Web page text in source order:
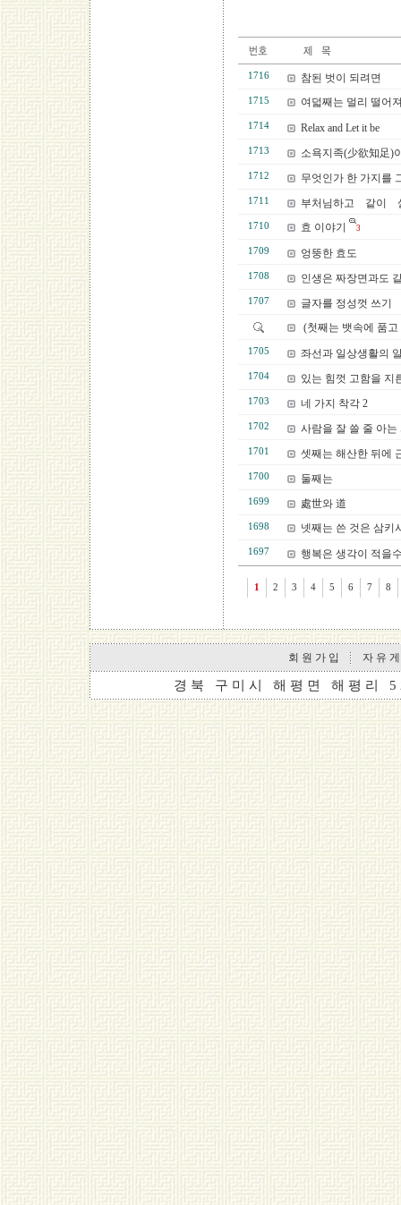
1716 참된 벗이 되려면
1715 여덟째는 멀리 떨어
1714 Relax and Let it be
1713 소욕지족(少欲知足)
1712 무엇인가 한 가지를
1711 부처님하고 같이
1710 효 이야기 3
1709 엉뚱한 효도
1708 인생은 짜장면과도
1707
글자를 정성껏 쓰기
(첫째는 뱃속에 품
1705 좌선과 일상생활의
1704 있는 힘껏 고함을 지
1703 네 가지 착각 2
1702 사람을 잘 쓸 줄 아는
1701 셋째는 해산한 뒤에
1700 둘째는
1699 處世와 道
1698 넷째는 쓴 것은 삼키
1697 행복은 생각이 적을
1 2 3 4 5 6 7 8
회 원 가 입 자 유
경 북 구 미 시 해 평 면 해 평